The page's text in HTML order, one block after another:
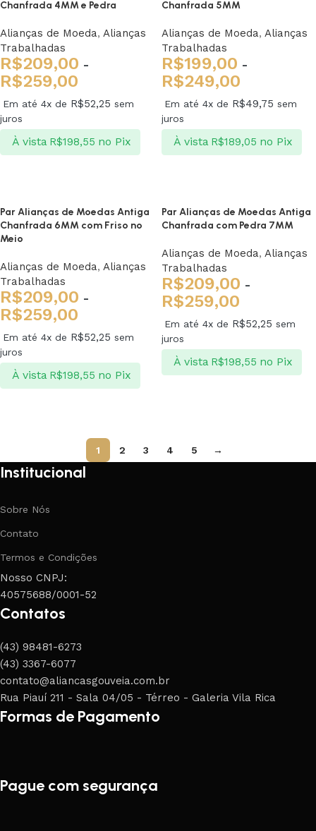
Chanfrada 4MM e Pedra
Alianças de Moeda, Alianças
Trabalhadas
R$209,00 -
R$259,00
Em até 4x de R$52,25 sem
juros
À vista R$198,55 no Pix
Chanfrada 5MM
Alianças de Moeda, Alianças
Trabalhadas
R$199,00 -
R$249,00
Em até 4x de R$49,75 sem
juros
À vista R$189,05 no Pix
Par Alianças de Moedas Antiga
Chanfrada 6MM com Friso no
Meio
Alianças de Moeda, Alianças
Trabalhadas
R$209,00 -
R$259,00
Em até 4x de R$52,25 sem
juros
À vista R$198,55 no Pix
Par Alianças de Moedas Antiga
Chanfrada com Pedra 7MM
Alianças de Moeda, Alianças
Trabalhadas
R$209,00 -
R$259,00
Em até 4x de R$52,25 sem
juros
À vista R$198,55 no Pix
1 2 3 4 5 →
Institucional
Sobre Nós
Contato
Termos e Condições
Nosso CNPJ:
40575688/0001-52
Contatos
(43) 98481-6273
(43) 3367-6077
contato@aliancasgouveia.com.br
Rua Piauí 211 - Sala 04/05 - Térreo - Galeria Vila Rica
Formas de Pagamento
Pague com segurança